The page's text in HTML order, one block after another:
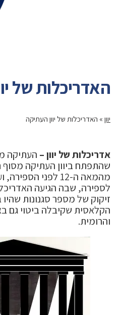
האדריכלות של
יוון » האדריכלות של יוון העתיקה
אדריכלות של יוון – העתיקה
שהתפתח ביוון העתיקה
מהמאה ה-12 לפני
לספירה, שבה הגיעה
זיקוק של מספר סגנונות
הקלאסית שקיבלה ביטוי גם
והרומית.